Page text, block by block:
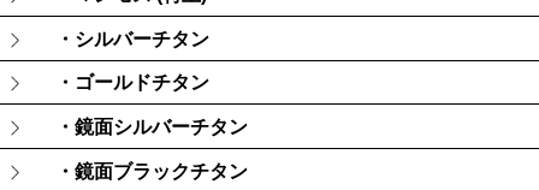
・シルバーチタン
・ゴールドチタン
・鏡面シルバーチタン
・鏡面ブラックチタン